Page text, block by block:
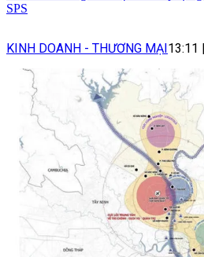
SPS
KINH DOANH - THƯƠNG MẠI 13:11